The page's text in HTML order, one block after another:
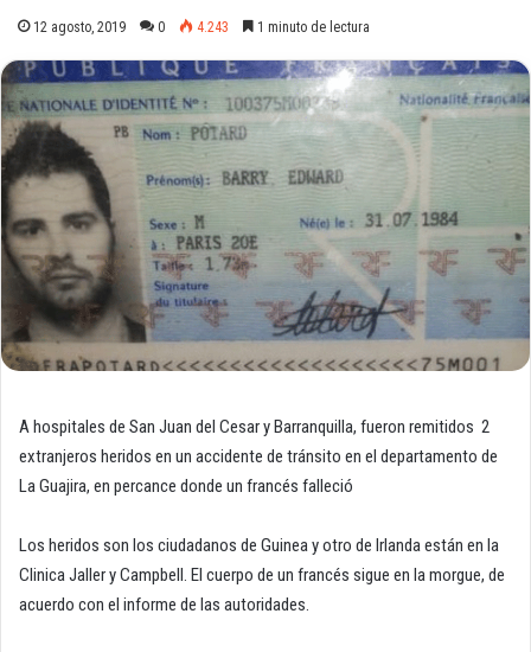
12 agosto, 2019 0 4.243 1 minuto de lectura
A hospitales de San Juan del Cesar y Barranquilla, fueron remitidos 2
extranjeros heridos en un accidente de tránsito en el departamento de
La Guajira, en percance donde un francés falleció
Los heridos son los ciudadanos de Guinea y otro de Irlanda están en la
Clinica Jaller y Campbell. El cuerpo de un francés sigue en la morgue, de
acuerdo con el informe de las autoridades.